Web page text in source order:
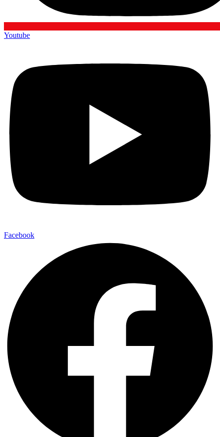
Youtube
Facebook